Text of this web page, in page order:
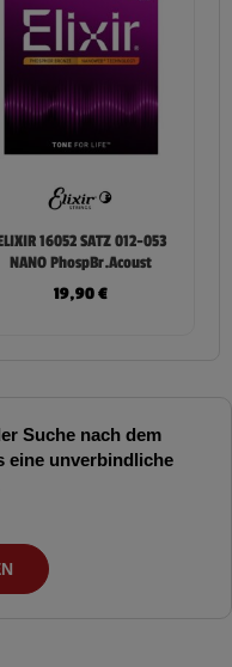
16052 SATZ 012-053
NANO PhospBr.Acoust
19,90€
Suche nach dem
eine unverbindliche